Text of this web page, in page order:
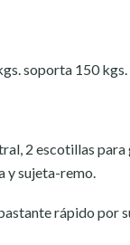
soporta 150 kgs.
2 escotillas
y sujeta-remo.
rápido por